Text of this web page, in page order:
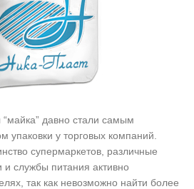
давно стали самым
упаковки у торговых компаний.
супермаркетов, различные
и службы питания активно
так как невозможно найти более